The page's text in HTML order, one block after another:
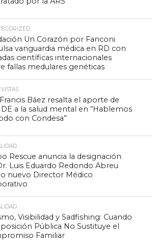
Un Corazón por Fanconi
vanguardia médica en RD con
científicas internacionales
fallas medulares genéticas
Francis Báez resalta el aporte de
a la salud mental en “Hablemos
con Condesa”
Rescue anuncia la designación
Luis Eduardo Redondo Abreu
nuevo Director Médico
Visibilidad y Sadfishing: Cuando
Pública No Sustituye el
Familiar